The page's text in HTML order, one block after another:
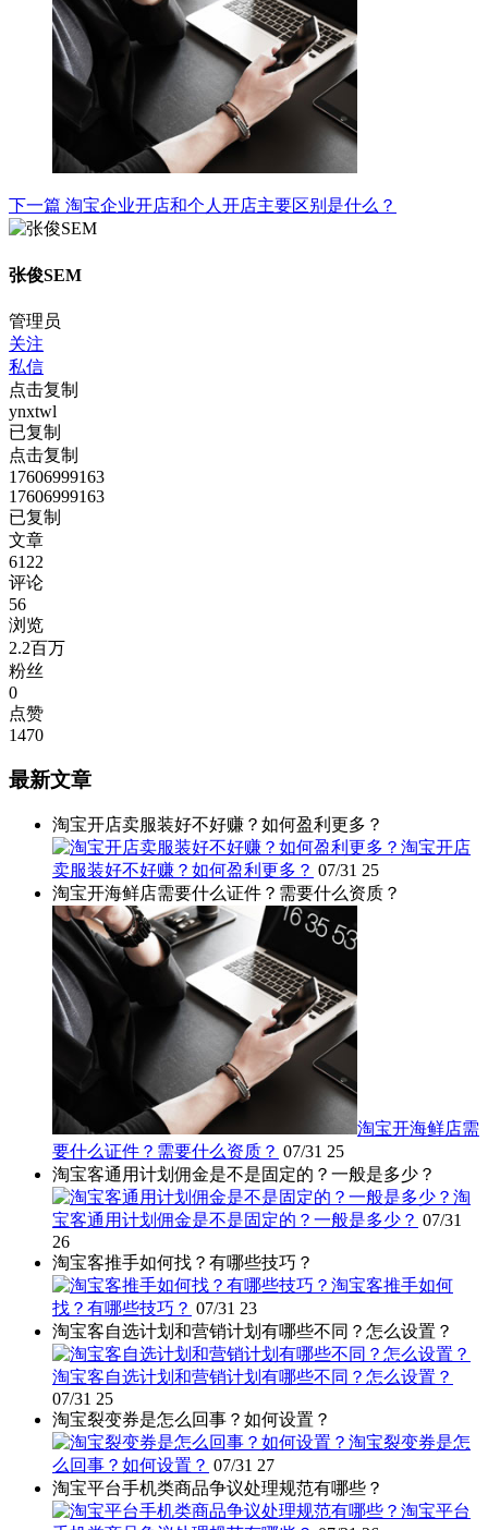
下一篇 淘宝企业开店和个人开店主要区别是什么？
张俊SEM
管理员
关注
私信
点击复制
ynxtwl
已复制
点击复制
17606999163
17606999163
已复制
文章
6122
评论
56
浏览
2.2百万
粉丝
0
点赞
1470
最新文章
淘宝开店卖服装好不好赚？如何盈利更多？
淘宝开店
卖服装好不好赚？如何盈利更多？ 07/31 25
淘宝开海鲜店需要什么证件？需要什么资质？
淘宝开海鲜店需
要什么证件？需要什么资质？ 07/31 25
淘宝客通用计划佣金是不是固定的？一般是多少？
淘
宝客通用计划佣金是不是固定的？一般是多少？ 07/31
26
淘宝客推手如何找？有哪些技巧？
淘宝客推手如何
找？有哪些技巧？ 07/31 23
淘宝客自选计划和营销计划有哪些不同？怎么设置？
淘宝客自选计划和营销计划有哪些不同？怎么设置？
07/31 25
淘宝裂变券是怎么回事？如何设置？
淘宝裂变券是怎
么回事？如何设置？ 07/31 27
淘宝平台手机类商品争议处理规范有哪些？
淘宝平台